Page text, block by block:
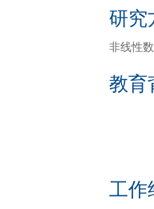
研究
非线性
教育
工作